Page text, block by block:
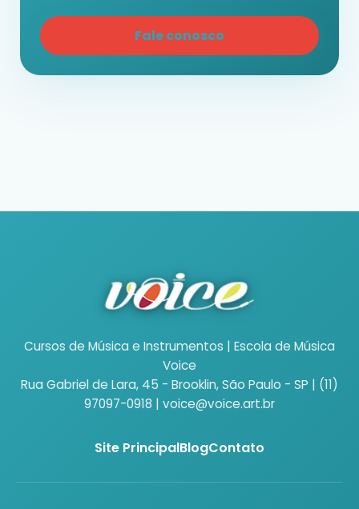
Fale conosco
Cursos de Música e Instrumentos | Escola de Música
Voice
Rua Gabriel de Lara, 45 - Brooklin, São Paulo - SP | (11)
97097-0918 | voice@voice.art.br
Site PrincipalBlogContato